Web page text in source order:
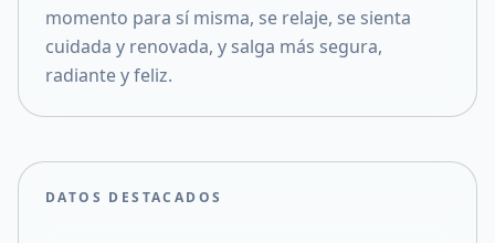
momento para sí misma, se relaje, se sienta
cuidada y renovada, y salga más segura,
radiante y feliz.
DATOS DESTACADOS